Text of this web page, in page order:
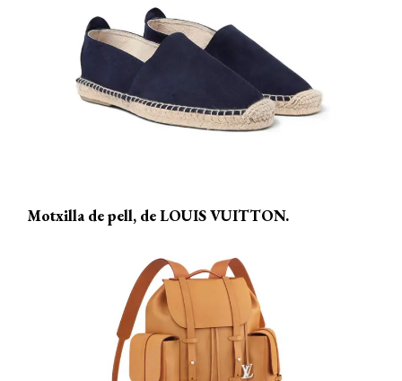
Motxilla de pell, de LOUIS VUITTON.